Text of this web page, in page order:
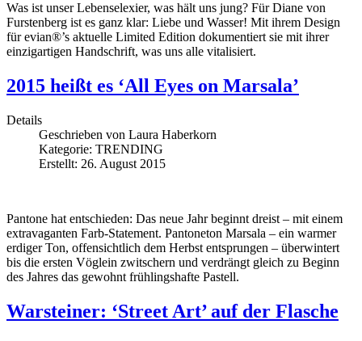
Was ist unser Lebenselexier, was hält uns jung? Für Diane von
Furstenberg ist es ganz klar: Liebe und Wasser! Mit ihrem Design
für evian®’s aktuelle Limited Edition dokumentiert sie mit ihrer
einzigartigen Handschrift, was uns alle vitalisiert.
2015 heißt es ‘All Eyes on Marsala’
Details
Geschrieben von Laura Haberkorn
Kategorie: TRENDING
Erstellt: 26. August 2015
Pantone hat entschieden: Das neue Jahr beginnt dreist – mit einem
extravaganten Farb-Statement. Pantoneton Marsala – ein warmer
erdiger Ton, offensichtlich dem Herbst entsprungen – überwintert
bis die ersten Vöglein zwitschern und verdrängt gleich zu Beginn
des Jahres das gewohnt frühlingshafte Pastell.
Warsteiner: ‘Street Art’ auf der Flasche